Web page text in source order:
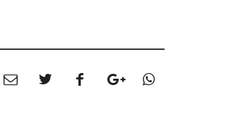
CompartirCompartirCompartirCompartir